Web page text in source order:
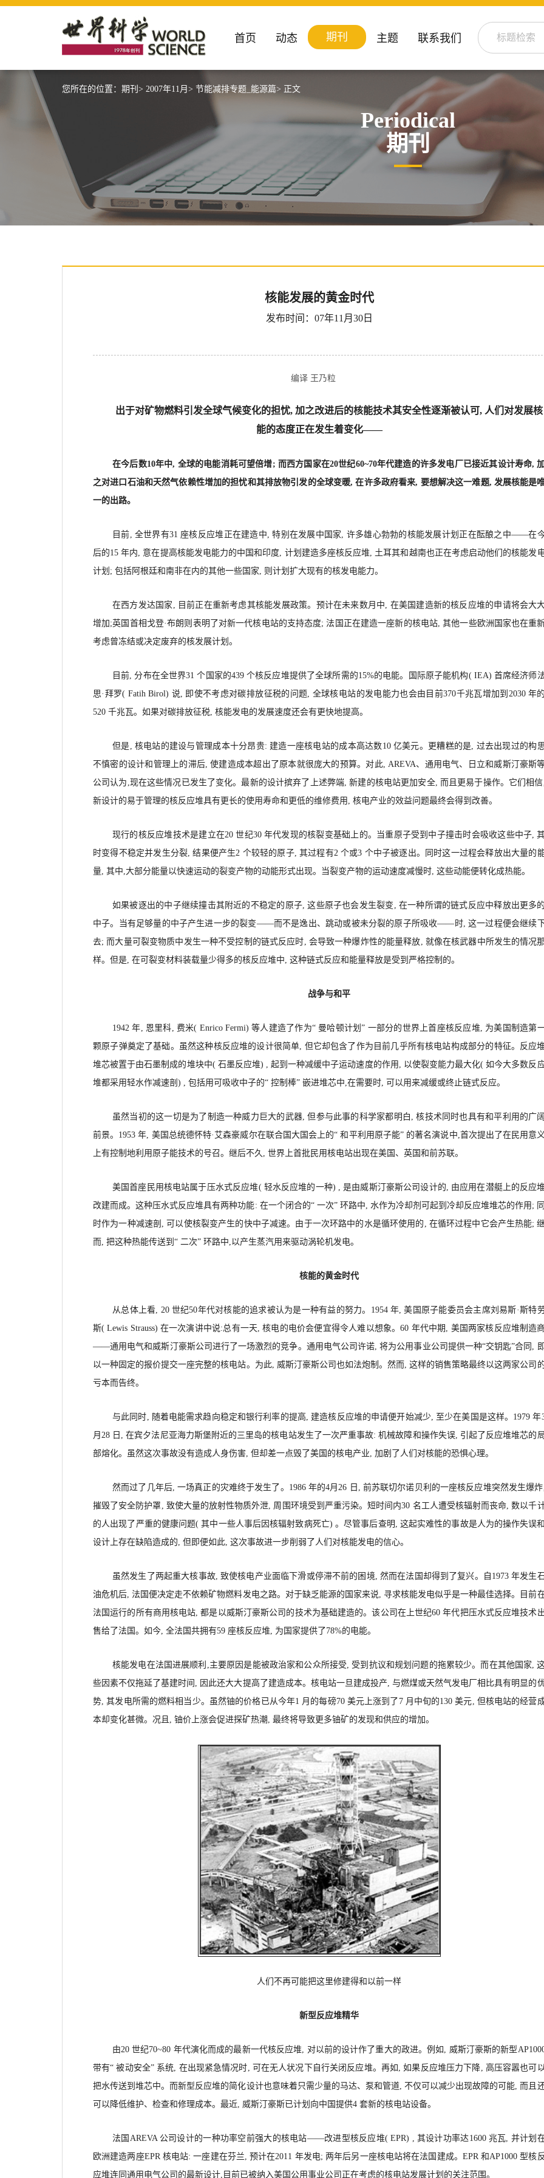
首页 动态 期刊 主题 联系我们
您所在的位置： 期刊> 2007年11月> 节能减排专题_能源篇> 正文
Periodical
期刊
核能发展的黄金时代
发布时间：07年11月30日
编译 王乃粒
出于对矿物燃料引发全球气候变化的担忧, 加之改进后的核能技术其安全性逐渐被认可, 人们对发展核
能的态度正在发生着变化——
在今后数10年中, 全球的电能消耗可望倍增; 而西方国家在20世纪60~70年代建造的许多发电厂已接近其设计寿命, 加
之对进口石油和天然气依赖性增加的担忧和其排放物引发的全球变暖, 在许多政府看来, 要想解决这一难题, 发展核能是
一的出路。
目前, 全世界有31 座核反应堆正在建造中, 特别在发展中国家, 许多雄心勃勃的核能发展计划正在酝酿之中——在
后的15 年内, 意在提高核能发电能力的中国和印度, 计划建造多座核反应堆, 土耳其和越南也正在考虑启动他们的核能发
计划; 包括阿根廷和南非在内的其他一些国家, 则计划扩大现有的核发电能力。
在西方发达国家, 目前正在重新考虑其核能发展政策。预计在未来数月中, 在美国建造新的核反应堆的申请将会大
增加;英国首相戈登·布朗则表明了对新一代核电站的支持态度; 法国正在建造一座新的核电站, 其他一些欧洲国家也在重
考虑曾冻结或决定废弃的核发展计划。
目前, 分布在全世界31 个国家的439 个核反应堆提供了全球所需的15%的电能。国际原子能机构( IEA) 首席经济师
思·拜罗( Fatih Birol) 说, 即使不考虑对碳排放征税的问题, 全球核电站的发电能力也会由目前370千兆瓦增加到2030 年的
520 千兆瓦。如果对碳排放征税, 核能发电的发展速度还会有更快地提高。
但是, 核电站的建设与管理成本十分昂贵: 建造一座核电站的成本高达数10 亿美元。更糟糕的是, 过去出现过的构
不慎密的设计和管理上的滞后, 使建造成本超出了原本就很庞大的预算。对此, AREVA、通用电气、日立和威斯汀豪斯
公司认为,现在这些情况已发生了变化。最新的设计摈弃了上述弊端, 新建的核电站更加安全, 而且更易于操作。它们相
新设计的易于管理的核反应堆具有更长的使用寿命和更低的维修费用, 核电产业的效益问题最终会得到改善。
现行的核反应堆技术是建立在20 世纪30 年代发现的核裂变基础上的。当重原子受到中子撞击时会吸收这些中子,
时变得不稳定并发生分裂, 结果便产生2 个较轻的原子, 其过程有2 个或3 个中子被逐出。同时这一过程会释放出大量的
量, 其中,大部分能量以快速运动的裂变产物的动能形式出现。当裂变产物的运动速度减慢时, 这些动能便转化成热能。
如果被逐出的中子继续撞击其附近的不稳定的原子, 这些原子也会发生裂变, 在一种所谓的链式反应中释放出更多的
中子。当有足够量的中子产生进一步的裂变——而不是逸出、跳动或被未分裂的原子所吸收——时, 这一过程便会继续
去; 而大量可裂变物质中发生一种不受控制的链式反应时, 会导致一种爆炸性的能量释放, 就像在核武器中所发生的情况那
样。但是, 在可裂变材料装载量少得多的核反应堆中, 这种链式反应和能量释放是受到严格控制的。
战争与和平
1942 年, 恩里科, 费米( Enrico Fermi) 等人建造了作为“ 曼哈顿计划” 一部分的世界上首座核反应堆, 为美国制造第
颗原子弹奠定了基础。虽然这种核反应堆的设计很简单, 但它却包含了作为目前几乎所有核电站构成部分的特征。反应
堆芯被置于由石墨制成的堆块中( 石墨反应堆) , 起到一种减缓中子运动速度的作用, 以使裂变能力最大化( 如今大多数反
堆都采用轻水作减速剖) , 包括用可吸收中子的“ 控制棒” 嵌进堆芯中,在需要时, 可以用来减缓或终止链式反应。
虽然当初的这一切是为了制造一种威力巨大的武器, 但参与此事的科学家都明白, 核技术同时也具有和平利用的广阔
前景。1953 年, 美国总统德怀特·艾森豪威尔在联合国大国会上的“ 和平利用原子能” 的著名演说中,首次提出了在民用意义
上有控制地利用原子能技术的号召。继后不久, 世界上首批民用核电站出现在美国、英国和前苏联。
美国首座民用核电站属于压水式反应堆( 轻水反应堆的一种) , 是由威斯汀豪斯公司设计的, 由应用在潜艇上的反应
改建而成。这种压水式反应堆具有两种功能: 在一个闭合的“ 一次” 环路中, 水作为冷却剂可起到冷却反应堆堆芯的作用; 同
时作为一种减速剖, 可以使核裂变产生的快中子减速。由于一次环路中的水是循环使用的, 在循环过程中它会产生热能;
而, 把这种热能传送到“ 二次” 环路中,以产生蒸汽用来驱动涡轮机发电。
核能的黄金时代
从总体上看, 20 世纪50年代对核能的追求被认为是一种有益的努力。1954 年, 美国原子能委员会主席刘易斯·斯特
斯( Lewis Strauss) 在一次演讲中说:总有一天, 核电的电价会便宜得令人难以想象。60 年代中期, 美国两家核反应堆制造
——通用电气和威斯汀豪斯公司进行了一场激烈的竞争。通用电气公司许诺, 将为公用事业公司提供一种“交钥匙”合同,
以一种固定的报价提交一座完整的核电站。为此, 威斯汀豪斯公司也如法炮制。然而, 这样的销售策略最终以这两家公司
亏本而告终。
与此同时, 随着电能需求趋向稳定和银行利率的提高, 建造核反应堆的申请便开始减少, 至少在美国是这样。1979 年
月28 日, 在宾夕法尼亚海力斯堡附近的三里岛的核电站发生了一次严重事故: 机械故障和操作失误, 引起了反应堆堆芯的
部熔化。虽然这次事故没有造成人身伤害, 但却差一点毁了美国的核电产业, 加剧了人们对核能的恐惧心理。
然而过了几年后, 一场真正的灾难终于发生了。1986 年的4月26 日, 前苏联切尔诺贝利的一座核反应堆突然发生爆
摧毁了安全防护罩, 致使大量的放射性物质外泄, 周围环境受到严重污染。短时间内30 名工人遭受核辐射而丧命, 数以千
的人出现了严重的健康问题( 其中一些人事后因核辐射致病死亡) 。尽管事后查明, 这起实难性的事故是人为的操作失误和
设计上存在缺陷造成的, 但即便如此, 这次事故进一步削弱了人们对核能发电的信心。
虽然发生了两起重大核事故, 致使核电产业面临下滑或停滞不前的困境, 然而在法国却得到了复兴。自1973 年发生
油危机后, 法国便决定走不依赖矿物燃料发电之路。对于缺乏能源的国家来说, 寻求核能发电似乎是一种最佳选择。目前
法国运行的所有商用核电站, 都是以威斯汀豪斯公司的技术为基础建造的。该公司在上世纪60 年代把压水式反应堆技术
售给了法国。如今, 全法国共拥有59 座核反应堆, 为国家提供了78%的电能。
核能发电在法国进展顺利,主要原因是能被政治家和公众所接受, 受到抗议和规划问题的拖累较少。而在其他国家,
些因素不仅拖延了基建时间, 因此还大大提高了建造成本。核电站一旦建成投产, 与燃煤或天然气发电厂相比具有明显的
势, 其发电所需的燃料相当少。虽然铀的价格已从今年1 月的每磅70 美元上涨到了7 月中旬的130 美元, 但核电站的经营
本却变化甚微。况且, 铀价上涨会促进探矿热潮, 最终将导致更多铀矿的发现和供应的增加。
人们不再可能把这里修建得和以前一样
新型反应堆精华
由20 世纪70~80 年代演化而成的最新一代核反应堆, 对以前的设计作了重大的政进。例如, 威斯汀豪斯的新型
带有“ 被动安全” 系统, 在出现紧急情况时, 可在无人状况下自行关闭反应堆。再如, 如果反应堆压力下降, 高压容嚣也可
把水传送到堆芯中。而新型反应堆的简化设计也意味着只需少量的马达、泵和管道, 不仅可以减少出现故障的可能, 而且
可以降低维护、检查和修理成本。最近, 威斯汀豪斯已计划向中国提供4 套新的核电站设备。
法国AREVA 公司设计的一种功率空前强大的核电站——改进型核反应堆( EPR) , 其设计功率达1600 兆瓦, 并计划
欧洲建造两座EPR 核电站: 一座建在芬兰, 预计在2011 年发电; 两年后另一座核电站将在法国建成。EPR 和AP1000 型核反
应堆连同通用电气公司的最新设计,目前已被纳入美国公用事业公司正在考虑的核电站发展计划的关注范围。